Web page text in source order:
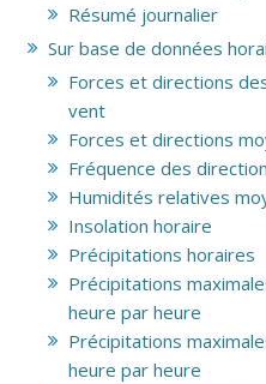
Résumé journalier
Sur base de données
Forces et directions
vent
Forces et directions
Fréquence des
Humidités relatives
Insolation horaire
Précipitations horaires
Précipitations
heure par heure
Précipitations
heure par heure